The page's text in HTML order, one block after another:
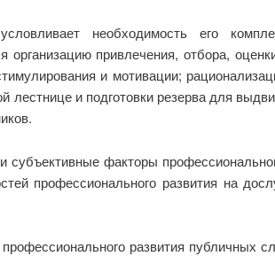
необходимость его
привлечения, отбора,
и мотивации;
лестнице и подготовки резерва для
факторы
профессионального развития на
развития публичных